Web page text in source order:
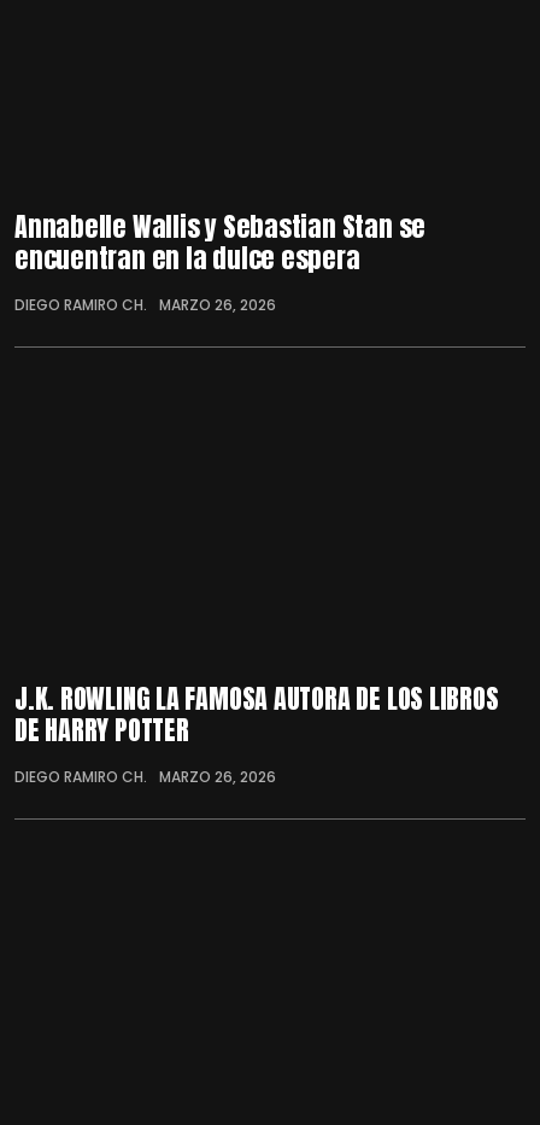
Annabelle Wallis y Sebastian Stan se
encuentran en la dulce espera
DIEGO RAMIRO CH. MARZO 26, 2026
J.K. ROWLING LA FAMOSA AUTORA DE LOS LIBROS
DE HARRY POTTER
DIEGO RAMIRO CH. MARZO 26, 2026